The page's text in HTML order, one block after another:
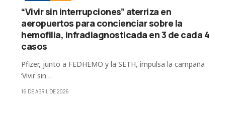
“Vivir sin interrupciones” aterriza en
aeropuertos para concienciar sobre la
hemofilia, infradiagnosticada en 3 de cada 4
casos
Pfizer, junto a FEDHEMO y la SETH, impulsa la campaña
‘Vivir sin…
16 DE ABRIL DE 2026